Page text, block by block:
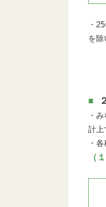
・
を
・
計上
・
（